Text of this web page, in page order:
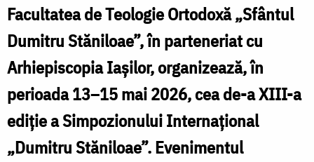
Facultatea de Teologie Ortodoxă „Sfântul
Dumitru Stăniloae”, în parteneriat cu
Arhiepiscopia Iașilor, organizează, în
perioada 13–15 mai 2026, cea de-a XIII-a
ediție a Simpozionului Internațional
„Dumitru Stăniloae”. Evenimentul